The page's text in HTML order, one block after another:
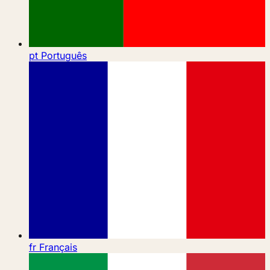
pt Português
fr Français